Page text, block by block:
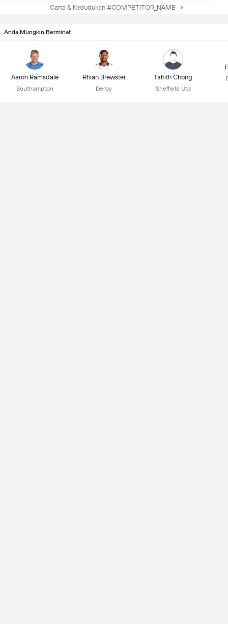
Carta & Kedudukan #COMPETITOR_NAME
Anda Mungkin Berminat
Aaron Ramsdale
Southampton
Rhian Brewster
Derby
Tahith Chong
Sheffield Utd